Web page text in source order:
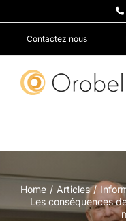
Contactez nous
Home Articles
Les conséquences